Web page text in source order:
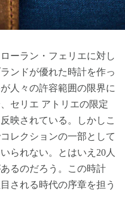
ーラン・フェリエに対し
ンドが優れた時計を作っ
人々の許容範囲の限界に
セリエ アトリエの限定
映されている。しかしこ
レクションの一部として
られない。とはいえ20人
るのだろう。この時計
される時代の序章を担う